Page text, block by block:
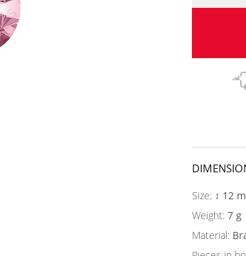
Size: ↕ 12
Weight: 7 g
Material: